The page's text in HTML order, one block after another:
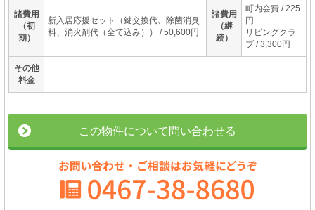
諸費用
（初
期）
新入居応援セット（鍵交換代、除菌消臭
料、消火剤代（全て込み）） / 50,600円
諸費用
（継
続）
町内会費 / 225
円
リビングクラ
ブ / 3,300円
その他
料金
この物件について問い合わせる